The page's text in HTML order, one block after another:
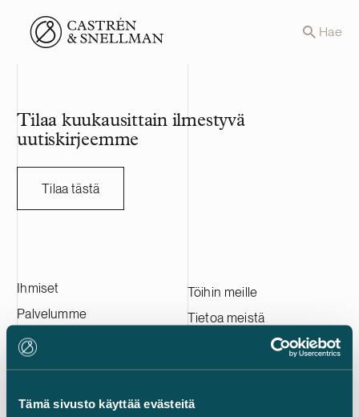
Tämä sivusto käyttää evästeitä
Front page Hae
Tilaa kuukausittain ilmestyvä
uutiskirjeemme
Tilaa tästä
Ihmiset
Palvelumme
Asiakkaitamme
Ajankohtaista
Töihin meille
Tietoa meistä